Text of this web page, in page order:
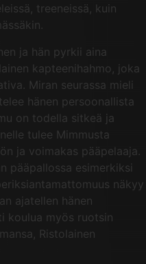
treeneissä, kuin
ja hän pyrkii aina
kapteenihahmo, joka
Miran seurassa mieli
hänen persoonallista
on todella sitkeä ja
tulee Mimmusta
ja voimakas pääpelaaja.
pääpallossa esimerkiksi
näkyy
ajatellen hänen
koulua myös ruotsin
Ristolainen